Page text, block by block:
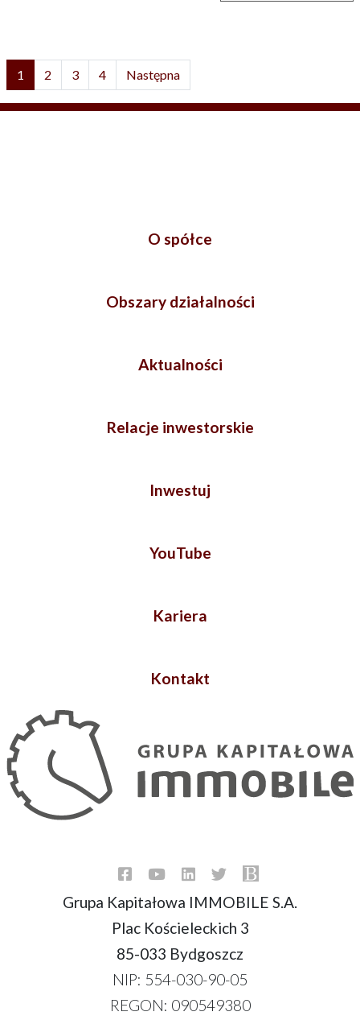
1 2 3 4 Następna
O spółce
Obszary działalności
Aktualności
Relacje inwestorskie
Inwestuj
YouTube
Kariera
Kontakt
Grupa Kapitałowa IMMOBILE S.A.
Plac Kościeleckich 3
85-033 Bydgoszcz
NIP: 554-030-90-05
REGON: 090549380